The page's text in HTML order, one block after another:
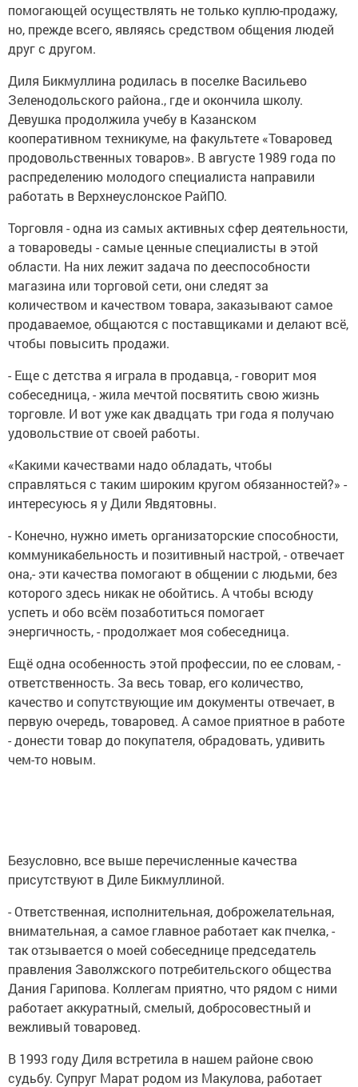
помогающей осуществлять не только куплю-продажу,
но, прежде всего, являясь средством общения людей
друг с другом.
Диля Бикмуллина родилась в поселке Васильево
Зеленодольского района., где и окончила школу.
Девушка продолжила учебу в Казанском
кооперативном техникуме, на факультете «Товаровед
продовольственных товаров». В августе 1989 года по
распределению молодого специалиста направили
работать в Верхнеуслонское РайПО.
Торговля - одна из самых активных сфер деятельности,
а товароведы - самые ценные специалисты в этой
области. На них лежит задача по дееспособности
магазина или торговой сети, они следят за
количеством и качеством товара, заказывают самое
продаваемое, общаются с поставщиками и делают всё,
чтобы повысить продажи.
- Еще с детства я играла в продавца, - говорит моя
собеседница, - жила мечтой посвятить свою жизнь
торговле. И вот уже как двадцать три года я получаю
удовольствие от своей работы.
«Какими качествами надо обладать, чтобы
справляться с таким широким кругом обязанностей?» -
интересуюсь я у Дили Явдятовны.
- Конечно, нужно иметь организаторские способности,
коммуникабельность и позитивный настрой, - отвечает
она,- эти качества помогают в общении с людьми, без
которого здесь никак не обойтись. А чтобы всюду
успеть и обо всём позаботиться помогает
энергичность, - продолжает моя собеседница.
Ещё одна особенность этой профессии, по ее словам, -
ответственность. За весь товар, его количество,
качество и сопутствующие им документы отвечает, в
первую очередь, товаровед. А самое приятное в работе
- донести товар до покупателя, обрадовать, удивить
чем-то новым.
Безусловно, все выше перечисленные качества
присутствуют в Диле Бикмуллиной.
- Ответственная, исполнительная, доброжелательная,
внимательная, а самое главное работает как пчелка, -
так отзывается о моей собеседнице председатель
правления Заволжского потребительского общества
Дания Гарипова. Коллегам приятно, что рядом с ними
работает аккуратный, смелый, добросовестный и
вежливый товаровед.
В 1993 году Диля встретила в нашем районе свою
судьбу. Супруг Марат родом из Макулова, работает